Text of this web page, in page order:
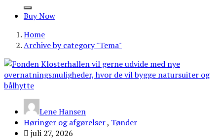
Buy Now
Home
Archive by category "Tema"
Lene Hansen
Høringer og afgørelser, Tønder
juli 27, 2026